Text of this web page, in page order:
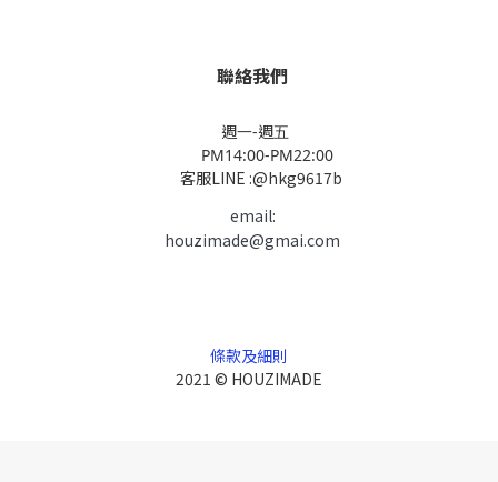
聯絡我們
週一-週五
PM14:00-PM22:00
客服LINE :@hkg9617b
email:
houzimade@gmai.com
條款及細則
2021 © HOUZIMADE